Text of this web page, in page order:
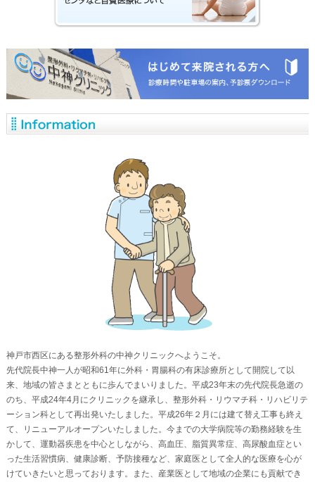
神戸市西区にある整形外科の中神クリニックへようこそ。
先代院長中神一人が昭和61年に外科・胃腸科の有床診療所として開院して以
来、地域の皆さまとともに歩んでまいりました。平成23年末の先代院長急逝の
のち、平成24年4月にクリニックを継承し、整形外科・リウマチ科・リハビリテ
ーション科として再出発いたしました。平成26年２月には建て替え工事も終え
て、リニューアルオープンいたしました。今までの大学病院等の勤務経験を生
かして、運動器疾患を中心としながら、高血圧、脂質異常症、高尿酸血症とい
った生活習慣病、健康診断、予防接種など、家庭医として全人的な医療を心が
けていきたいと思っております。また、産業医として地域の企業にも貢献でき